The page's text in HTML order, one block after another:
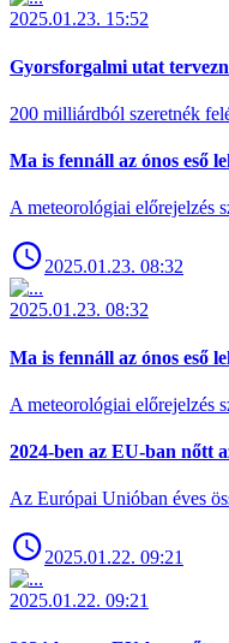
2025.01.23. 15:52
Gyorsforgalmi utat
200 milliárdból szeretnék
Ma is fennáll az ónos eső
A meteorológiai előrejelzés
2025.01.23. 08:32
2025.01.23. 08:32
Ma is fennáll az ónos eső
A meteorológiai előrejelzés
2024-ben az EU-ban nőtt
Az Európai Unióban éves
2025.01.22. 09:21
2025.01.22. 09:21